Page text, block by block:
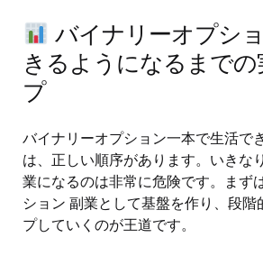
バイナリーオプシ
きるようになるまでの
プ
バイナリーオプション一本で生活で
は、正しい順序があります。いきな
業になるのは非常に危険です。まず
ション 副業として基盤を作り、段階
プしていくのが王道です。